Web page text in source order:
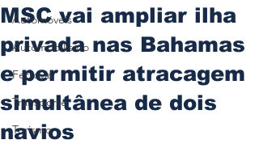
Automóveis
Automobilismo
Ferrovia
Transporte
Turismo
MSC vai ampliar ilha
privada nas Bahamas
e permitir atracagem
simultânea de dois
navios